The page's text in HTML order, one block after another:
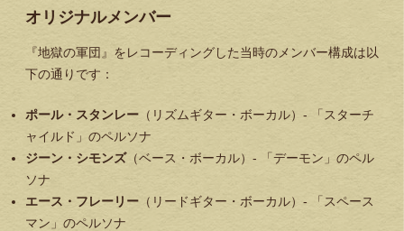
オリジナルメンバー
『地獄の軍団』をレコーディングした当時のメンバー構成は以
下の通りです：
ポール・スタンレー （リズムギター・ボーカル）- 「スターチ
ャイルド」のペルソナ
ジーン・シモンズ（ベース・ボーカル）- 「デーモン」のペル
ソナ
エース・フレーリー （リードギター・ボーカル）- 「スペース
マン」のペルソナ